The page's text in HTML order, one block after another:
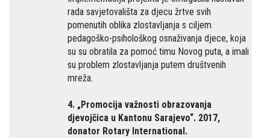
rada savjetovališta za djecu žrtve svih
pomenutih oblika zlostavljanja s ciljem
pedagoško-psihološkog osnaživanja djece, koja
su su obratila za pomoć timu Novog puta, a imali
su problem zlostavljanja putem društvenih
mreža.
4. „Promocija važnosti obrazovanja
djevojčica u Kantonu Sarajevo“. 2017,
donator Rotary International.